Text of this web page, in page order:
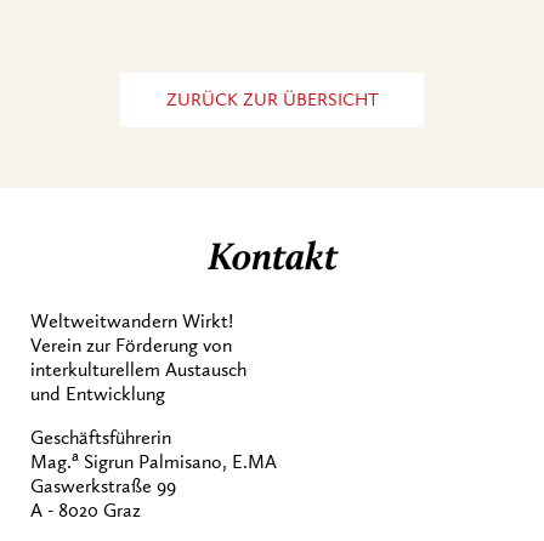
ZURÜCK ZUR ÜBERSICHT
Kontakt
Weltweitwandern Wirkt!
Verein zur Förderung von
interkulturellem Austausch
und Entwicklung
Geschäftsführerin
Mag.a Sigrun Palmisano, E.MA
Gaswerkstraße 99
A - 8020 Graz